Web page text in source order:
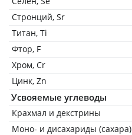
Стронций, Sr
Титан, Ti
Фтор, F
Хром, Cr
Цинк, Zn
Усвояемые углеводы
Крахмал и декстрины
Моно- и дисахариды (сахара)